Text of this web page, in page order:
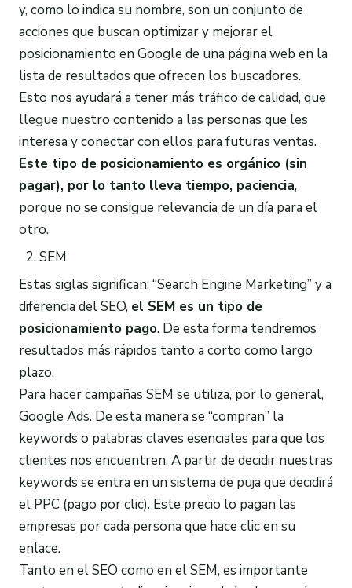
y, como lo indica su nombre, son un conjunto de
acciones que buscan optimizar y mejorar el
posicionamiento en Google de una página web en la
lista de resultados que ofrecen los buscadores.
Esto nos ayudará a tener más tráfico de calidad, que
llegue nuestro contenido a las personas que les
interesa y conectar con ellos para futuras ventas.
Este tipo de posicionamiento es orgánico (sin
pagar), por lo tanto lleva tiempo, paciencia,
porque no se consigue relevancia de un día para el
otro.
SEM
Estas siglas significan: “Search Engine Marketing” y a
diferencia del SEO, el SEM es un tipo de
posicionamiento pago. De esta forma tendremos
resultados más rápidos tanto a corto como largo
plazo.
Para hacer campañas SEM se utiliza, por lo general,
Google Ads. De esta manera se “compran” la
keywords o palabras claves esenciales para que los
clientes nos encuentren. A partir de decidir nuestras
keywords se entra en un sistema de puja que decidirá
el PPC (pago por clic). Este precio lo pagan las
empresas por cada persona que hace clic en su
enlace.
Tanto en el SEO como en el SEM, es importante